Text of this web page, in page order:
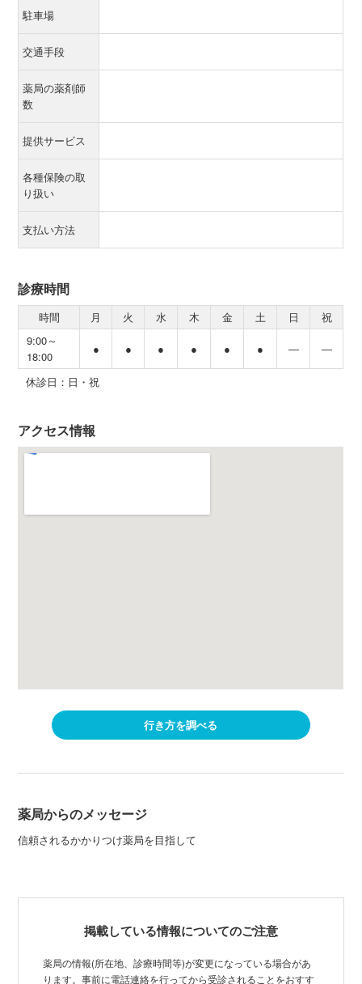
駐車場
交通手段
薬局の薬剤師
数
提供サービス
各種保険の取
り扱い
支払い方法
診療時間
時間 月 火 水 木 金 土 日
祝
9:00～
18:00
● ● ● ● ● ● ― ―
休診日：日・祝
アクセス情報
行き方を調べる
薬局からのメッセージ
信頼されるかかりつけ薬局を目指して
掲載している情報についてのご注意
薬局の情報(所在地、診療時間等)が変更になっている場合があ
ります。事前に電話連絡を行ってから受診されることをおすす